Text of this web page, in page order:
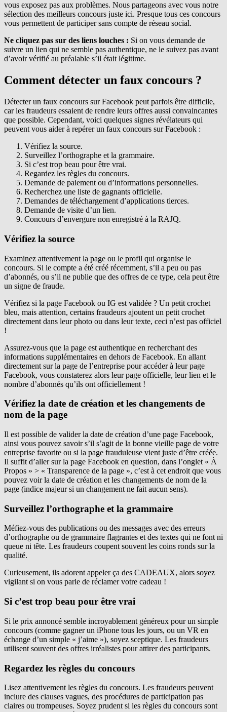
vous exposez pas aux problèmes. Nous partageons avec vous notre
sélection des meilleurs concours juste ici. Presque tous ces concours
vous permettent de participer sans compte de réseau social.
Ne cliquez pas sur des liens louches : Si on vous demande de
suivre un lien qui ne semble pas authentique, ne le suivez pas avant
d’avoir vérifié au préalable s’il était légitime.
Comment détecter un faux concours ?
Détecter un faux concours sur Facebook peut parfois être difficile,
car les fraudeurs essaient de rendre leurs offres aussi convaincantes
que possible. Cependant, voici quelques signes révélateurs qui
peuvent vous aider à repérer un faux concours sur Facebook :
Vérifiez la source.
Surveillez l’orthographe et la grammaire.
Si c’est trop beau pour être vrai.
Regardez les règles du concours.
Demande de paiement ou d’informations personnelles.
Recherchez une liste de gagnants officielle.
Demandes de téléchargement d’applications tierces.
Demande de visite d’un lien.
Concours d’envergure non enregistré à la RAJQ.
Vérifiez la source
Examinez attentivement la page ou le profil qui organise le
concours. Si le compte a été créé récemment, s’il a peu ou pas
d’abonnés, ou s’il ne publie que des offres de ce type, cela peut être
un signe de fraude.
Vérifiez si la page Facebook ou IG est validée ? Un petit crochet
bleu, mais attention, certains fraudeurs ajoutent un petit crochet
directement dans leur photo ou dans leur texte, ceci n’est pas officiel
!
Assurez-vous que la page est authentique en recherchant des
informations supplémentaires en dehors de Facebook. En allant
directement sur la page de l’entreprise pour accéder à leur page
Facebook, vous constaterez alors leur page officielle, leur lien et le
nombre d’abonnés qu’ils ont officiellement !
Vérifiez la date de création et les changements de
nom de la page
Il est possible de valider la date de création d’une page Facebook,
ainsi vous pouvez savoir s’il s’agit de la bonne vieille page de votre
entreprise favorite ou si la page frauduleuse vient juste d’être créée.
Il suffit d’aller sur la page Facebook en question, dans l’onglet « À
Propos » > « Transparence de la page », c’est à cet endroit que vous
pouvez voir la date de création et les changements de nom de la
page (indice majeur si un changement ne fait aucun sens).
Surveillez l’orthographe et la grammaire
Méfiez-vous des publications ou des messages avec des erreurs
d’orthographe ou de grammaire flagrantes et des textes qui ne font ni
queue ni tête. Les fraudeurs coupent souvent les coins ronds sur la
qualité.
Curieusement, ils adorent appeler ça des CADEAUX, alors soyez
vigilant si on vous parle de réclamer votre cadeau !
Si c’est trop beau pour être vrai
Si le prix annoncé semble incroyablement généreux pour un simple
concours (comme gagner un iPhone tous les jours, ou un VR en
échange d’un simple « j’aime »), soyez sceptique. Les fraudeurs
utilisent souvent des offres irréalistes pour attirer des participants.
Regardez les règles du concours
Lisez attentivement les règles du concours. Les fraudeurs peuvent
inclure des clauses vagues, des procédures de participation pas
claires ou trompeuses. Soyez prudent si les règles du concours sont